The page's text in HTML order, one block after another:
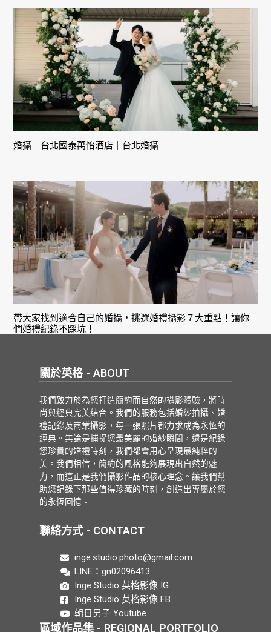
婚攝｜台北國泰萬怡酒店｜台北婚攝
帶大家找到適合自己的婚攝，挑選婚禮攝影７大重點！讓你
們婚禮紀錄不踩坑！
關於英格 - ABOUT
我們致力於為您打造簡約而自然的攝影體驗，將時
尚與經典完美結合。我們的服務包括婚紗拍攝、婚
禮記錄及商業攝影，每一張照片都力求成為永恆的
經典。無論是捕捉您最美麗的婚紗瞬間，還是紀錄
您珍貴的婚禮時刻，我們都會用心呈現最純粹的
美。我們相信，簡約的風格能夠展現出自然的魅
力，而這正是我們攝影作品的核心理念。讓我們幫
助您記錄下那些值得珍藏的時刻，創造出專屬於您
的永恆回憶。
聯絡方式 - CONTACT
inge.studio.photo@gmail.com
LINE：gn02096413
Inge Studio 英格影像 IG
Inge Studio 英格影像 FB
朝日男子 Youtube
區域作品集 - REGIONAL PORTFOLIO